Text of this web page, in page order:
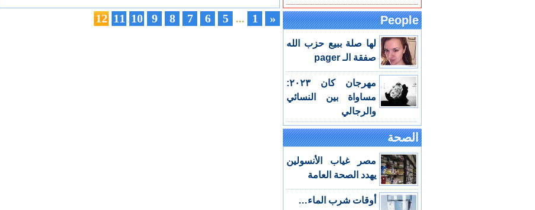
People
لها صلة ببيع حزب الله
صفقة الـ pager
مهرجان كان ٢٠٢٣:
مساواة بين النسائي
والرجالي
الصحة
مصر غياب الأنسولين
يهدد الصحة العامة
أوقات شرب الماء…
«
1
...
5
6
7
8
9
10
11
12